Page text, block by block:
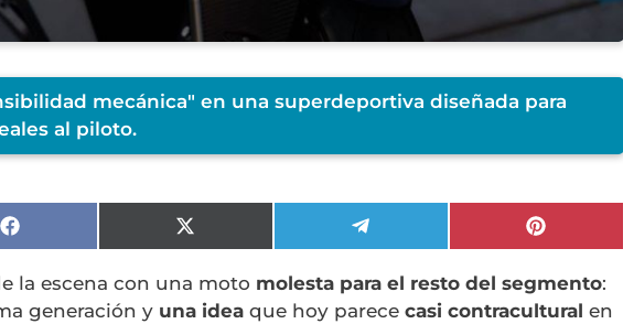
mecánica" en una superdeportiva diseñada para
al piloto.
Compartir
en
Facebook
Compartir
en
(Twitter)
Compartir
en
Telegram
Compartir
en
la escena con una moto molesta para el resto del segmento:
generación y una idea que hoy parececasi contracultural en